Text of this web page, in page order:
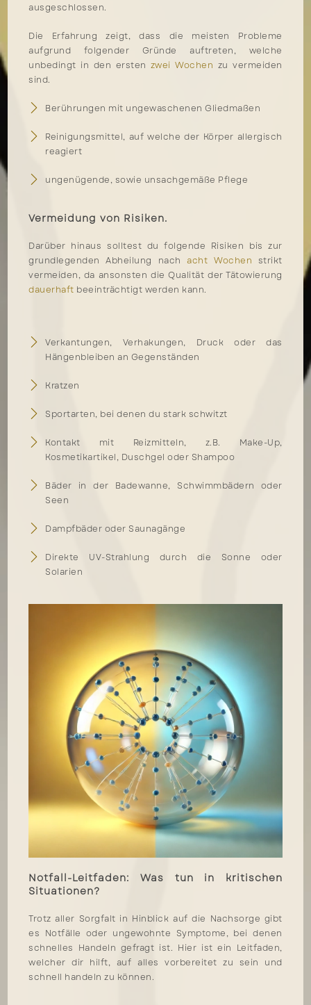
ausgeschlossen.
Die Erfahrung zeigt, dass die meisten Probleme
aufgrund folgender Gründe auftreten, welche
unbedingt in den ersten zwei Wochen zu vermeiden
sind.
Berührungen mit ungewaschenen Gliedmaßen
Reinigungsmittel, auf welche der Körper allergisch
reagiert
ungenügende, sowie unsachgemäße Pflege
Vermeidung von Risiken.
Darüber hinaus solltest du folgende Risiken bis zur
grundlegenden Abheilung nach acht Wochen strikt
vermeiden, da ansonsten die Qualität der Tätowierung
dauerhaft beeinträchtigt werden kann.
Verkantungen, Verhakungen, Druck oder das
Hängenbleiben an Gegenständen
Kratzen
Sportarten, bei denen du stark schwitzt
Kontakt mit Reizmitteln, z.B. Make-Up,
Kosmetikartikel, Duschgel oder Shampoo
Bäder in der Badewanne, Schwimmbädern oder
Seen
Dampfbäder oder Saunagänge
Direkte UV-Strahlung durch die Sonne oder
Solarien
Notfall-Leitfaden: Was tun in kritischen
Situationen?
Trotz aller Sorgfalt in Hinblick auf die Nachsorge gibt
es Notfälle oder ungewohnte Symptome, bei denen
schnelles Handeln gefragt ist. Hier ist ein Leitfaden,
welcher dir hilft, auf alles vorbereitet zu sein und
schnell handeln zu können.